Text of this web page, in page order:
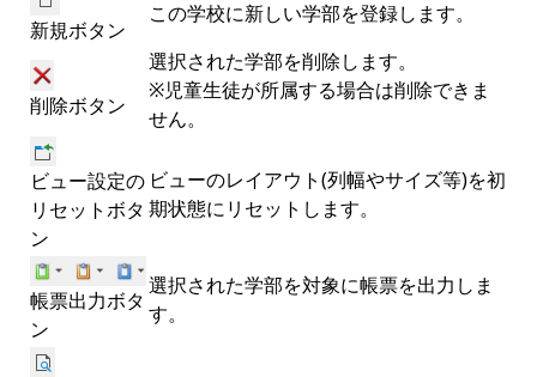
新規ボタン
この学校に新しい学部を登録します。
削除ボタン
選択された学部を削除します。
※児童生徒が所属する場合は削除できま
せん。
ビュー設定の
リセットボタ
ン
ビューのレイアウト(列幅やサイズ等)を初
期状態にリセットします。
帳票出力ボタ
ン
選択された学部を対象に帳票を出力しま
す。